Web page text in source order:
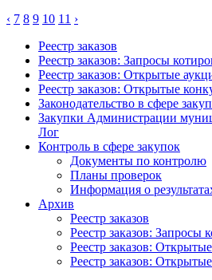
‹ 7 8 9 10 11 ›
Реестр заказов
Реестр заказов: Запросы
Реестр заказов: Открытые
Реестр заказов: Открытые
Законодательство в сфере
Закупки Администрации
Лог
Контроль в сфере закупок
Документы по контролю
Планы проверок
Информация о
Архив
Реестр заказов
Реестр заказов: Запросы
Реестр заказов:
Реестр заказов: